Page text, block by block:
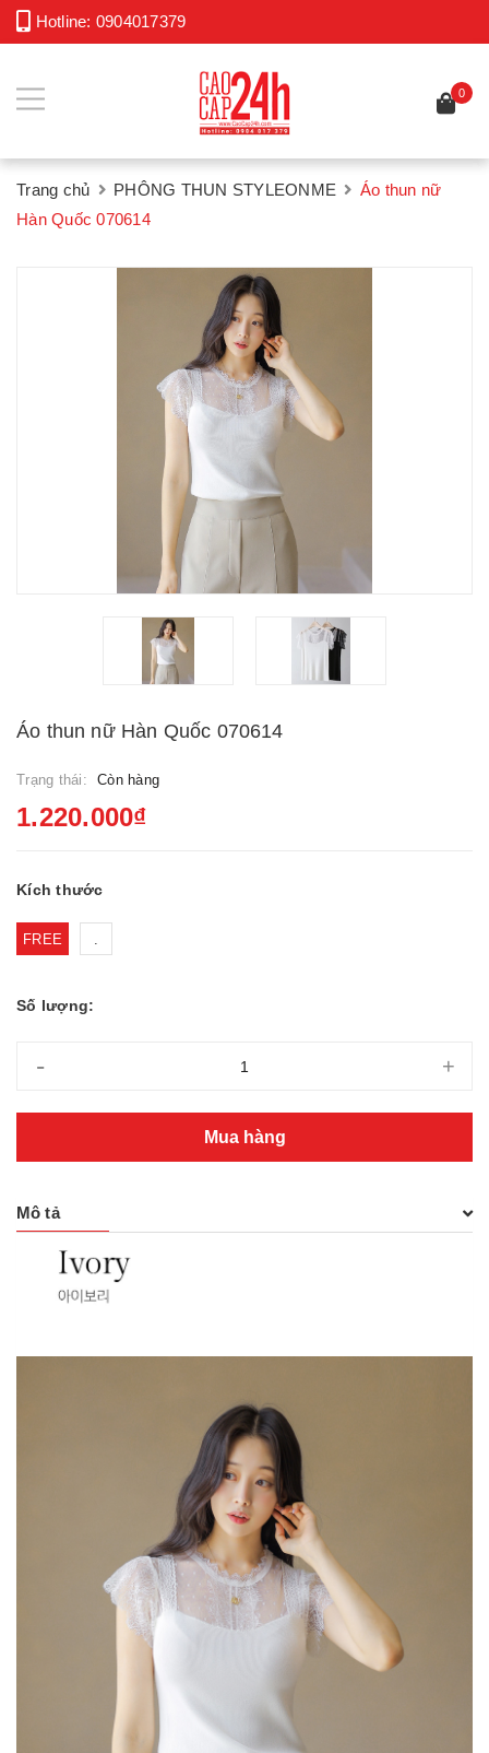
Hotline: 0904017379
0
Trang chủ PHÔNG THUN STYLEONME
Áo thun nữ
Hàn Quốc 070614
Áo thun nữ Hàn Quốc 070614
Trạng thái: Còn hàng
1.220.000₫
Kích thước
FREE .
Số lượng:
- +
Mua hàng
Mô tả